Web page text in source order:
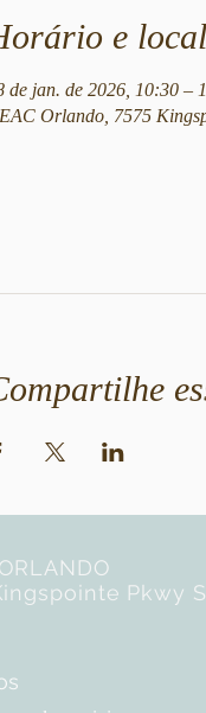
e local
de jan. de 2026, 10:30 –
Orlando, 7575
Pkwy